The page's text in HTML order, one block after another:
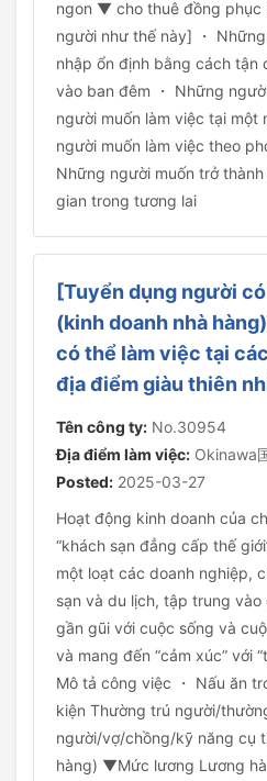
ngon ▼ cho thuê đồng phục
người như thế này] ・
nhập ổn định bằng cách tận
vào ban đêm ・ Những
người muốn làm việc tại một
người muốn làm việc theo
Những người muốn trở
gian trong tương lai
[Tuyển dụng người
(kinh doanh nhà
có thể làm việc tại
địa điểm giàu thiên
Tên công ty: No.30954
Địa điểm làm việc: Okinawa
Posted: 2025-03-27
Hoạt động kinh doanh của
“khách sạn đẳng cấp thế
một loạt các doanh nghiệp,
sạn và du lịch, tập trung
gần gũi với cuộc sống và
và mang đến “cảm xúc” với
Mô tả công việc ・ Nấu ăn
kiện Thường trú người/
người/vợ/chồng/kỹ năng cụ
hàng) ▼Mức lương Lương